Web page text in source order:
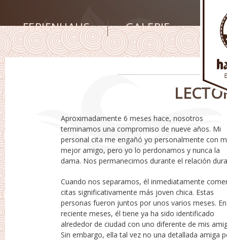
FERIENHAUS GALERIE
Aproximadamente 6 meses hace, nosotros
terminamos una compromiso de nueve años. Mi
personal cita me engañó yo personalmente con
mejor amigo, pero yo lo perdonamos y nunca la
dama. Nos permanecimos durante el relación
los próximos cuatro décadas, antes resentimiento
cargado todo relación debido a su infidelidad.
Realmente podría ya no amar a este hombre. Él
Cuando nos separamos, él inmediatamente
citas significativamente más joven chica. Estas
personas fueron juntos por unos varios meses. En
reciente meses, él tiene ya ha sido identificado
alrededor de ciudad con uno diferente de mis
Sin embargo, ella tal vez no una detallada amiga pero
usted personalmente es: Es el rebote
comprobar, o sería inicial niña ser la rebote? Lo
nuevo nuevo girl vive en pueblo, y ella ella misma
simplemente restante una compromiso de ocho
años. Ella es algunos años mayor de él, y yo